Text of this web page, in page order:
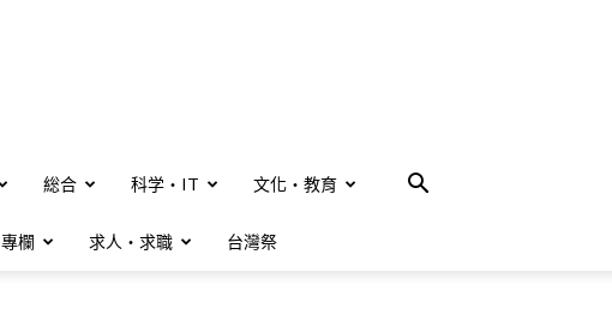
総合 科学・IT 文化・教育
專欄 求人・求職 台灣祭